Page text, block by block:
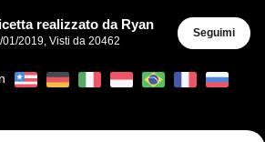
realizzato da Ryan
01/2019, Visti da 20462
Seguimi